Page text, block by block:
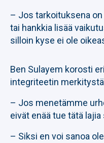
– Jos tarkoituksena
tai hankkia lisää
silloin kyse ei ole
Ben Sulayem korosti
integriteetin
– Jos menetämme
eivät enää tue tätä lajia
– Siksi en voi sanoa